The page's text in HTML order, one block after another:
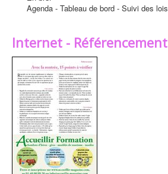
Agenda - Tableau de bord - Suivi des lois
Internet - Référencement